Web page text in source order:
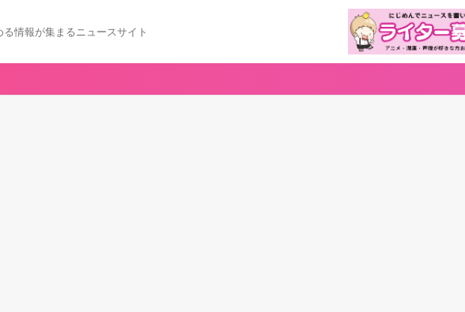
情報が集まるニュースサイト